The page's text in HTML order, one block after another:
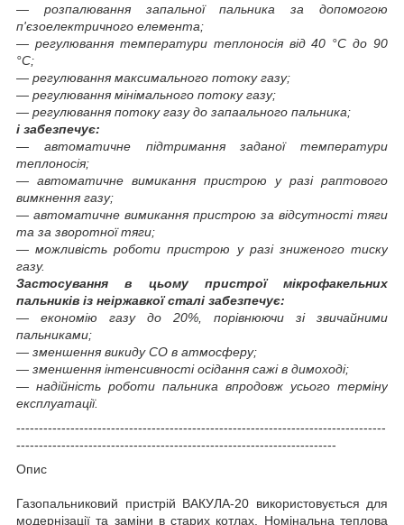
— розпалювання запальної пальника за допомогою
п'єзоелектричного елемента;
― регулювання температури теплоносія від 40 °C до 90
°C;
― регулювання максимального потоку газу;
― регулювання мінімального потоку газу;
― регулювання потоку газу до запаального пальника;
і забезпечує:
― автоматичне підтримання заданої температури
теплоносія;
— автоматичне вимикання пристрою у разі раптового
вимкнення газу;
― автоматичне вимикання пристрою за відсутності тяги
та за зворотної тяги;
— можливість роботи пристрою у разі зниженого тиску
газу.
Застосування в цьому пристрої мікрофакельних
пальників із неіржавкої сталі забезпечує:
― економію газу до 20%, порівнюючи зі звичайними
пальниками;
― зменшення викиду СО в атмосферу;
― зменшення інтенсивності осідання сажі в димоході;
― надійність роботи пальника впродовж усього терміну
експлуатації.
----------------------------------------------------------------------------------
-----------------------------------------------------------------------
Опис
Газопальниковий пристрій ВАКУЛА-20 використовується для
модернізації та заміни в старих котлах. Номінальна теплова